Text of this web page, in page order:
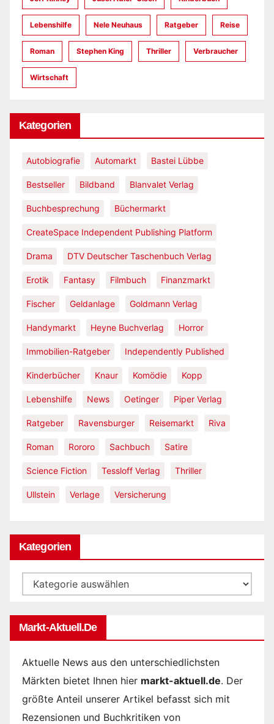
Lebenshilfe Nele Neuhaus Ratgeber Reise
Roman Stephen King Thriller Verbraucher
Wirtschaft
Kategorien
Autobiografie Automarkt Bastei Lübbe
Bestseller Bildband Blanvalet Verlag
Buchbesprechung Büchermarkt
CreateSpace Independent Publishing Platform
Drama DTV Deutscher Taschenbuch Verlag
Erotik Fantasy Filmbuch Finanzmarkt
Fischer Geldanlage Goldmann Verlag
Handymarkt Heyne Buchverlag Horror
Immobilien-Ratgeber Independently Published
Kinderbücher Knaur Komödie Kopp
Lebenshilfe News Oetinger Piper Verlag
Ratgeber Ravensburger Reisemarkt Riva
Roman Rororo Sachbuch Satire
Science Fiction Tessloff Verlag Thriller
Ullstein Verlage Versicherung
Kategorien
Kategorien
Markt-Aktuell.de
Aktuelle News aus den unterschiedlichsten
Märkten bietet Ihnen hier markt-aktuell.de. Der
größte Anteil unserer Artikel befasst sich mit
Rezensionen und Buchkritiken von